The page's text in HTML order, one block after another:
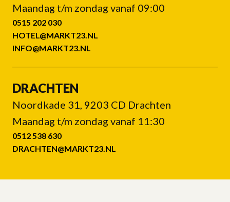
Maandag t/m zondag vanaf 09:00
0515 202 030
HOTEL@MARKT23.NL
INFO@MARKT23.NL
DRACHTEN
Noordkade 31, 9203 CD Drachten
Maandag t/m zondag vanaf 11:30
0512 538 630
DRACHTEN@MARKT23.NL